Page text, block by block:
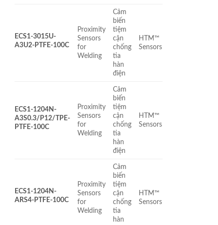
ECS1-3015U-
A3U2-PTFE-100C
Proximity
Sensors
for
Welding
Cảm
biến
tiệm
cận
chống
tia
hàn
điện
HTM™
Sensors
ECS1-1204N-
A3S0.3/P12/TPE-
PTFE-100C
Proximity
Sensors
for
Welding
Cảm
biến
tiệm
cận
chống
tia
hàn
điện
HTM™
Sensors
ECS1-1204N-
ARS4-PTFE-100C
Proximity
Sensors
for
Welding
Cảm
biến
tiệm
cận
chống
tia
hàn
HTM™
Sensors